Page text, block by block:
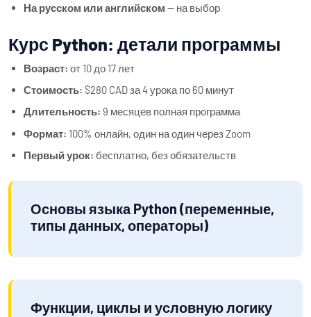
На русском или английском — на выбор
Курс Python: детали программы
Возраст: от 10 до 17 лет
Стоимость: $280 CAD за 4 урока по 60 минут
Длительность: 9 месяцев полная программа
Формат: 100% онлайн, один на один через Zoom
Первый урок: бесплатно, без обязательств
Основы языка Python (переменные,
типы данных, операторы)
Функции, циклы и условную логику